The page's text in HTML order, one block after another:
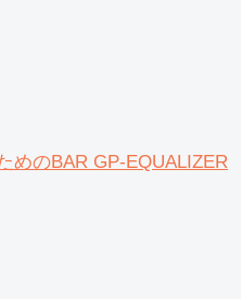
めのBAR GP-EQUALIZER